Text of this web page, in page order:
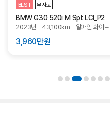
BEST 무사고
BMW G30 520i M Spt LCI_P2
2023년 43,100km 알파인 화이트
3,960만원